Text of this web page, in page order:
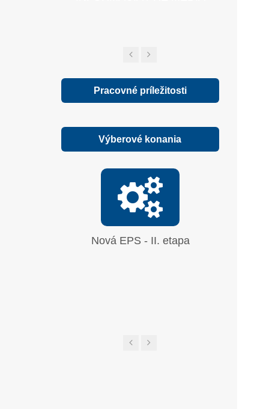
Pracovné príležitosti
Výberové konania
Nová EPS - II. etapa